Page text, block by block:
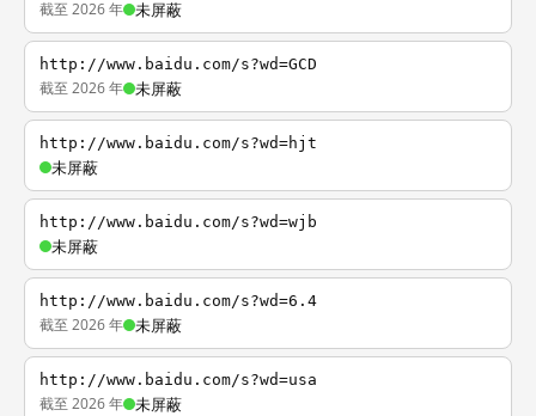
截至 2026 年 未屏蔽
http://www.baidu.com/s?wd=GCD
截至 2026 年 未屏蔽
http://www.baidu.com/s?wd=hjt
未屏蔽
http://www.baidu.com/s?wd=wjb
未屏蔽
http://www.baidu.com/s?wd=6.4
截至 2026 年 未屏蔽
http://www.baidu.com/s?wd=usa
截至 2026 年 未屏蔽